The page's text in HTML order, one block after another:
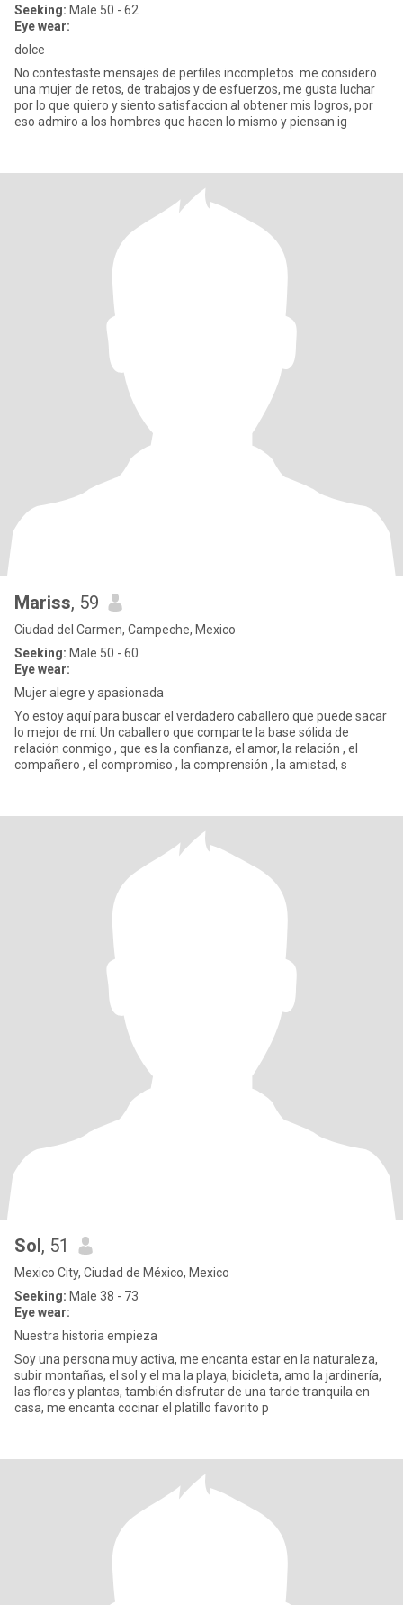
Seeking: Male 50 - 62
Eye wear:
dolce
No contestaste mensajes de perfiles incompletos. me considero
una mujer de retos, de trabajos y de esfuerzos, me gusta luchar
por lo que quiero y siento satisfaccion al obtener mis logros, por
eso admiro a los hombres que hacen lo mismo y piensan ig
Mariss, 59
Ciudad del Carmen, Campeche, Mexico
Seeking: Male 50 - 60
Eye wear:
Mujer alegre y apasionada
Yo estoy aquí para buscar el verdadero caballero que puede sacar
lo mejor de mí. Un caballero que comparte la base sólida de
relación conmigo , que es la confianza, el amor, la relación , el
compañero , el compromiso , la comprensión , la amistad, s
Sol, 51
Mexico City, Ciudad de México, Mexico
Seeking: Male 38 - 73
Eye wear:
Nuestra historia empieza
Soy una persona muy activa, me encanta estar en la naturaleza,
subir montañas, el sol y el ma la playa, bicicleta, amo la jardinería,
las flores y plantas, también disfrutar de una tarde tranquila en
casa, me encanta cocinar el platillo favorito p